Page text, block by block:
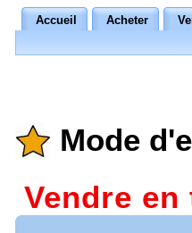
Accueil Acheter
Mode
Vendre